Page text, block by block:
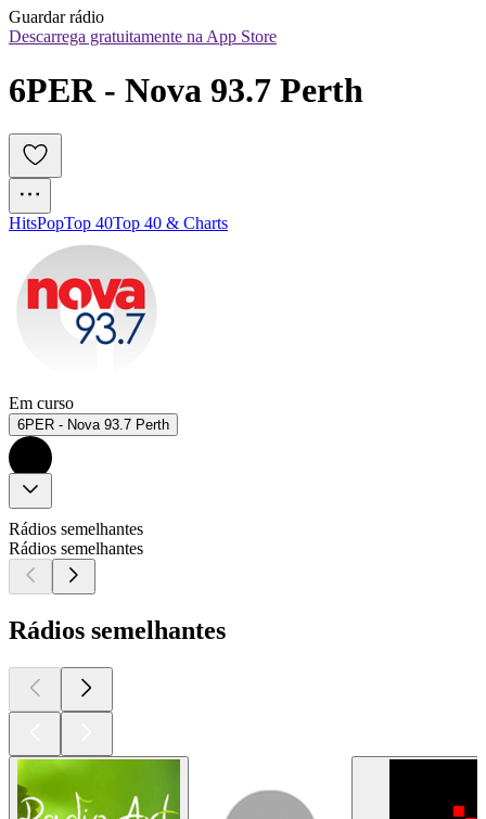
Guardar rádio
Descarrega gratuitamente na App Store
6PER - Nova 93.7 Perth
HitsPopTop 40Top 40 & Charts
Em curso
6PER - Nova 93.7 Perth
Rádios semelhantes
Rádios semelhantes
Rádios semelhantes